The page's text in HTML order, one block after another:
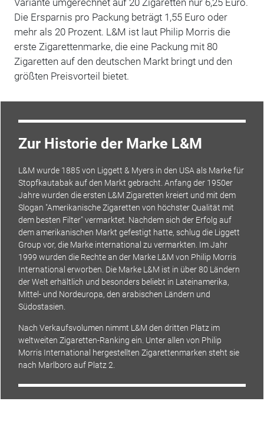
Die Ersparnis pro Packung beträgt 1,55 Euro oder
mehr als 20 Prozent. L&M ist laut Philip Morris die
erste Zigarettenmarke, die eine Packung mit 80
Zigaretten auf den deutschen Markt bringt und den
größten Preisvorteil bietet.
Zur Historie der Marke L&M
L&M wurde 1885 von Liggett & Myers in den USA als Marke für
Stopfkautabak auf den Markt gebracht. Anfang der 1950er
Jahre wurden die ersten L&M Zigaretten kreiert und mit dem
Slogan "Amerikanische Zigaretten von höchster Qualität mit
dem besten Filter" vermarktet. Nachdem sich der Erfolg auf
dem amerikanischen Markt gefestigt hatte, schlug die Liggett
Group vor, die Marke international zu vermarkten. Im Jahr
1999 wurden die Rechte an der Marke L&M von Philip Morris
International erworben. Die Marke L&M ist in über 80 Ländern
der Welt erhältlich und besonders beliebt in Lateinamerika,
Mittel- und Nordeuropa, den arabischen Ländern und
Südostasien.
Nach Verkaufsvolumen nimmt L&M den dritten Platz im
weltweiten Zigaretten-Ranking ein. Unter allen von Philip
Morris International hergestellten Zigarettenmarken steht sie
nach Marlboro auf Platz 2.